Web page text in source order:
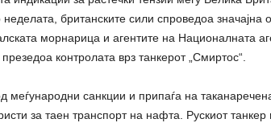
британските сили спроведоа значајна
морнарица и агентите на Националната
контролата врз танкерот „Смиртос“.
меѓународни санкции и припаѓа на
за таен транспорт на нафта. Рускиот